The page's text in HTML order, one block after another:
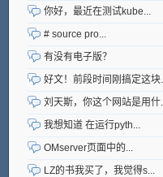
你好，最近在测试kube...
# source pro...
有没有电子版？
好文！前段时间刚搞定这块...
刘天斯，你这个网站是用什...
我想知道 在运行pyth...
OMserver页面中的...
LZ的书我买了，我觉得s...